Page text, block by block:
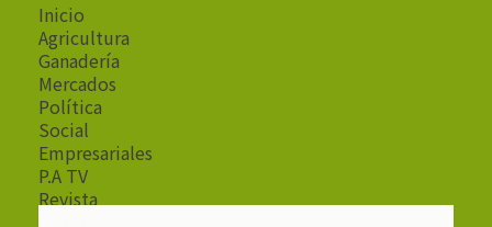
Inicio
Agricultura
Ganadería
Mercados
Política
Social
Empresariales
P.A TV
Revista